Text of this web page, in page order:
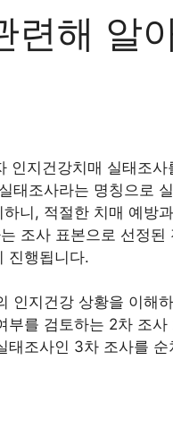
련해 알
지건강치매 실태조
태조사라는 명칭으로
니, 적절한 치매 예방
조사 표본으로 선정
진행됩니다.
인지건강 상황을 이해
를 검토하는 2차 조
조사인 3차 조사를